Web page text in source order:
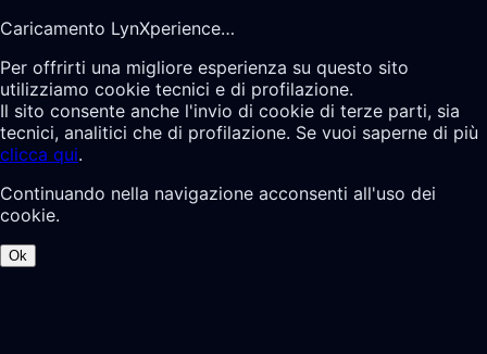
Caricamento LynXperience…
Per offrirti una migliore esperienza su questo sito
utilizziamo cookie tecnici e di profilazione.
Il sito consente anche l'invio di cookie di terze parti, sia
tecnici, analitici che di profilazione. Se vuoi saperne di più
clicca qui.
Continuando nella navigazione acconsenti all'uso dei
cookie.
Ok